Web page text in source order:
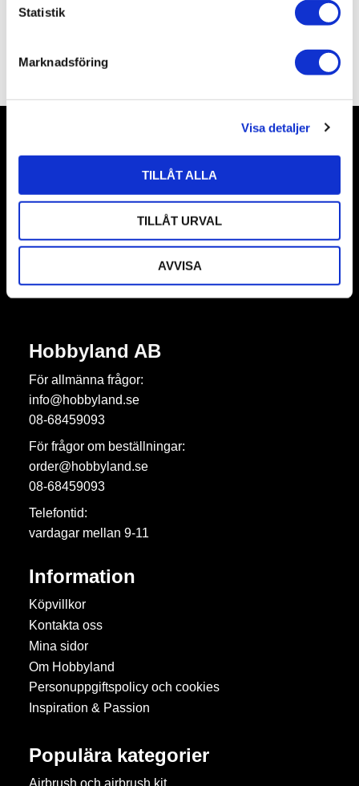
l
Statistik
Marknadsföring
Visa detaljer
TILLÅT ALLA
TILLÅT URVAL
AVVISA
shaped teeth for making different rivet effects.
Omdömen
Nyhetsbrev
Prenumerera
Dina personuppgifter behandlas i enlighet med vår
Hobbyland AB
För allmänna frågor:
info@hobbyland.se
08-68459093
För frågor om beställningar:
order@hobbyland.se
08-68459093
Telefontid:
vardagar mellan 9-11
Information
Köpvillkor
Kontakta oss
Mina sidor
Om Hobbyland
Personuppgiftspolicy och cookies
Inspiration & Passion
Populära kategorier
Airbrush och airbrush kit